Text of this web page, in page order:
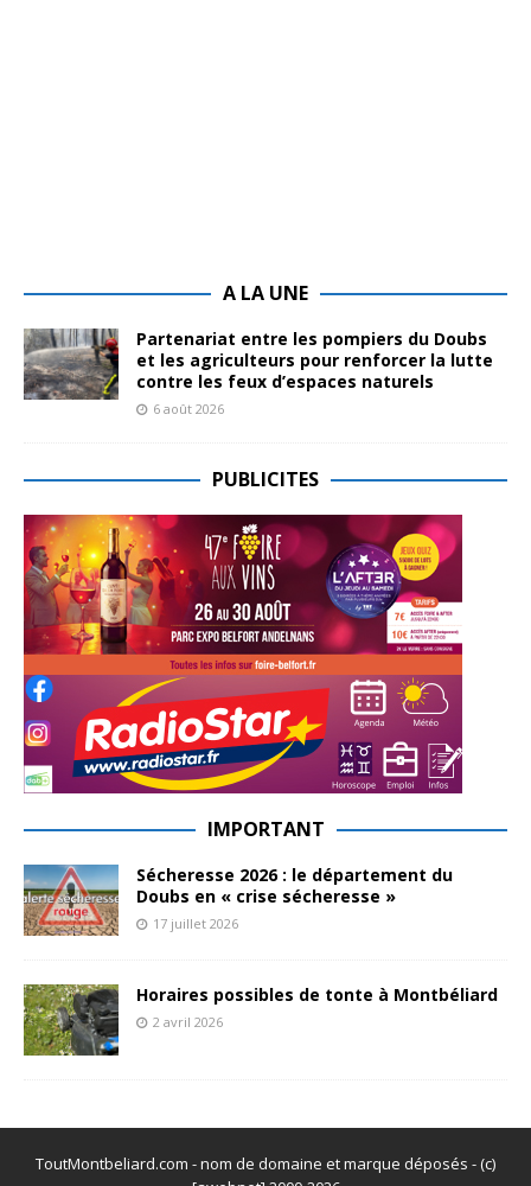
A LA UNE
Partenariat entre les pompiers du Doubs
et les agriculteurs pour renforcer la lutte
contre les feux d’espaces naturels
6 août 2026
PUBLICITES
IMPORTANT
Sécheresse 2026 : le département du
Doubs en « crise sécheresse »
17 juillet 2026
Horaires possibles de tonte à Montbéliard
2 avril 2026
ToutMontbeliard.com - nom de domaine et marque déposés - (c)